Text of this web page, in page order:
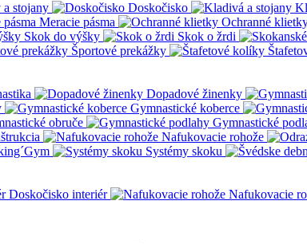
stojany Doskočisko
Meracie pásma Ochranné
Skok do výšky Skok o žrdi
Športové prekážky
Dopadové žinenky
Gymnastické koberce
obruče Gymnastické
Nafukovacie rohože
Systémy skoku
Doskočisko interiér Nafukovacie